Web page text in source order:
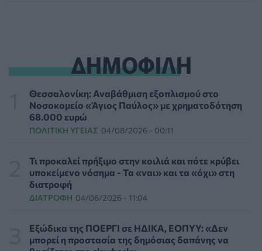
Τα τρία SOS στη μέση ηλικία που εξασφαλίζουν 13
επιπλέον χρόνια χωρίς άνοια
ΥΓΕΊΑ 06/08/2026 - 16:00
Εθελοντές του ΕΕΣ διέσωσαν δεκάδες οικόσιτα και
άγρια ζώα από τις φωτιές στη Δυτική Αττική
Βίντεο από την καμπάνια Raise Her Voice για την
έγκαιρη αναγνώριση της έμφυλης βίας με έμφαση στις
γυναίκες με αναπηρία
Τα κουνούπια τελικά έχουν πράγματι προτιμήσεις
ΔΗΜΟΦΙΛΗ
Θεσσαλονίκη: Αναβάθμιση εξοπλισμού στο
Νοσοκομείο «Άγιος Παύλος» με χρηματοδότηση
68.000 ευρώ
ΠΟΛΙΤΙΚΉ ΥΓΕΊΑΣ 04/08/2026 - 00:11
Τι προκαλεί πρήξιμο στην κοιλιά και πότε κρύβει
υποκείμενο νόσημα - Τα «ναι» και τα «όχι» στη
διατροφή
ΔΙΑΤΡΟΦΉ 04/08/2026 - 11:04
Εξώδικα της ΠΟΕΡΓΙ σε ΗΔΙΚΑ, ΕΟΠΥΥ: «Δεν
μπορεί η προστασία της δημόσιας δαπάνης να